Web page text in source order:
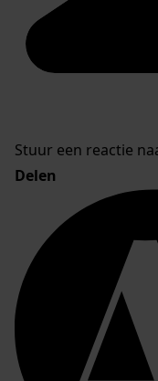
Stuur een reactie
Delen